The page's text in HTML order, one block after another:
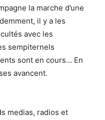
la marche d’une
il y a les
avec les
sempiternels
sont en cours… En
avancent.
medias, radios et